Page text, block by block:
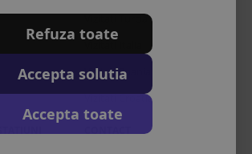
Vizitati Turcia
Vizitati Spania
Vizitati Croatia
Refuza toate
Accepta solutia
Accepta toate